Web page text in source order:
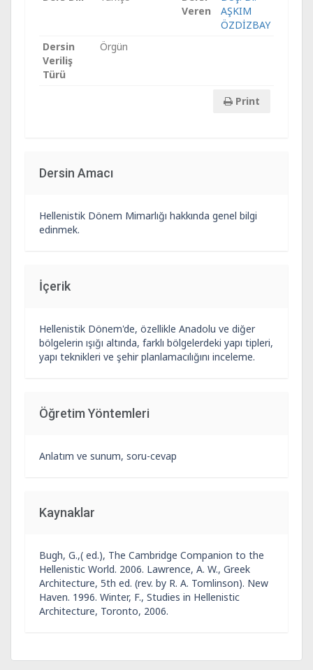
Veren
AŞKIM
ÖZDİZBAY
Dersin
Veriliş
Türü
Örgün
Print
Dersin Amacı
Hellenistik Dönem Mimarlığı hakkında genel bilgi
edinmek.
İçerik
Hellenistik Dönem'de, özellikle Anadolu ve diğer
bölgelerin ışığı altında, farklı bölgelerdeki yapı tipleri,
yapı teknikleri ve şehir planlamacılığını inceleme.
Öğretim Yöntemleri
Anlatım ve sunum, soru-cevap
Kaynaklar
Bugh, G.,( ed.), The Cambridge Companion to the
Hellenistic World. 2006. Lawrence, A. W., Greek
Architecture, 5th ed. (rev. by R. A. Tomlinson). New
Haven. 1996. Winter, F., Studies in Hellenistic
Architecture, Toronto, 2006.